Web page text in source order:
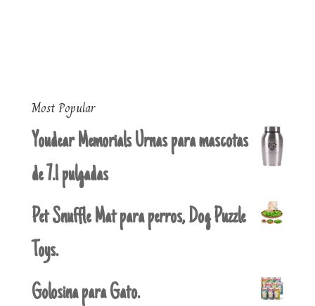
Most Popular
Youdear Memorials Urnas para mascotas
de 7.1 pulgadas
Pet Snuffle Mat para perros, Dog Puzzle
Toys.
Golosina para Gato.